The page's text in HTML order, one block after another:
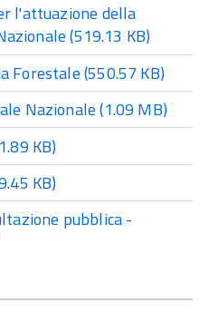
l'attuazione della
(519.13 KB)
Forestale(550.57 KB)
Nazionale(1.09 MB)
KB)
KB)
pubblica -